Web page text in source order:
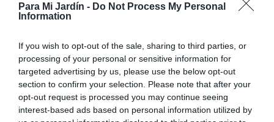
Para Mi Jardín - Do Not Process My Personal
Information
If you wish to opt-out of the sale, sharing to third parties, or
processing of your personal or sensitive information for
targeted advertising by us, please use the below opt-out
section to confirm your selection. Please note that after your
opt-out request is processed you may continue seeing
interest-based ads based on personal information utilized by
Prefieren una situación soleada. Sus flores no producen
que son bastante frecuentes. En Yucatan, México, de
donde es originario, es donde más se cultiva. La fibra
que contienen sus hojas se utiliza para la fabricación de
cuerda, sacos y tejidos. Al igual que otros Agaves es
considerada planta invasora en algunos países, ya que
desplaza y llega a sustituir a la flora autóctona.